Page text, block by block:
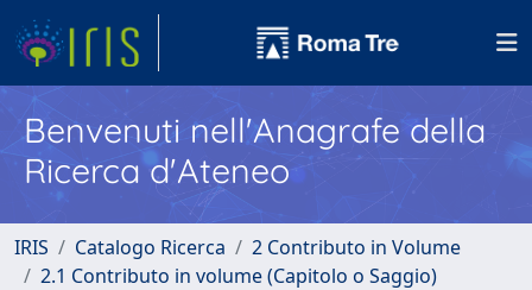
Benvenuti nell'Anagrafe della
Ricerca d'Ateneo
IRIS Catalogo Ricerca
2 Contributo in Volume
2.1 Contributo in volume (Capitolo o Saggio)